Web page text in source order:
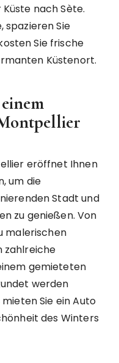
nach Sète.
spazieren Sie
Sie frische
Küstenort.
eröffnet Ihnen
um die
Stadt und
zu genießen. Von
malerischen
zahlreiche
gemieteten
werden
mieten Sie ein Auto
des Winters